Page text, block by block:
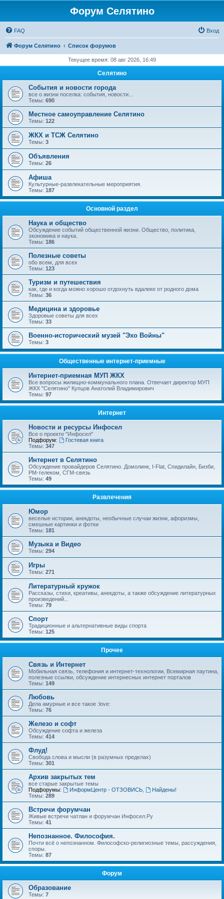
Форум Селятино
FAQ Вход
Форум Селятино Список форумов
Текущее время: 08 авг 2026, 16:49
Селятино
События и новости города
все о жизни поселка: события, новости...
Темы: 690
Местное самоуправление Селятино
Темы: 122
ЖКХ и ТСЖ Селятино
Темы: 3
Объявления
Темы: 26
Афиша
Культурные-развлекательные мероприятия.
Темы: 187
Основной раздел
Наука и общество
Обсуждение событий общественной жизни. Общество, политика,
экономика и наука.
Темы: 186
Полезные советы
обо всем, для всех
Темы: 123
Туризм и путешествия
как, где и когда можно хорошо отдохнуть вдалеке от родного дома
Темы: 36
Медицина и здоровье
Здоровые советы для всех
Темы: 33
Военно-исторический музей "Эхо Войны"
Темы: 3
Общественные интернет-приемные
Интернет-приемная МУП ЖКХ
Все вопросы жилищно-коммунального плана. Отвечает директор МУП
ЖКХ "Селятино" Купцов Анатолий Владимирович
Темы: 97
Интернет
Новости и ресурсы Инфосел
Все о проекте "Инфосел"
Подфорум:
Гостевая книга
Темы: 347
Интернет в Селятино
Обсуждение провайдеров Селятино. Домолинк, I-Flat, Спидилайн, Бизби,
РМ-телеком, СГМ-связь
Темы: 49
Развлечения
Юмор
веселые истории, анекдоты, необычные случаи жизни, афоризмы,
смешные картинки и фотки
Темы: 181
Музыка и Видео
Темы: 294
Игры
Темы: 271
Литературный кружок
Рассказы, стихи, креативы, анекдоты, а также обсуждение литературных
произведений...
Темы: 79
Спорт
Традиционные и альтернативные виды спорта
Темы: 125
Прочее
Связь и Интернет
Мобильная связь, телефония и интернет-технологии, Всемирная паутина,
полезные ссылки, обсуждение интернесных интернет порталов
Темы: 149
Любовь
Дела амурные и все такое :love:
Темы: 76
Железо и софт
Обсуждение софта и железа
Темы: 414
Флуд!
Свобода слова и мысли (в разумных пределах)
Темы: 301
Архив закрытых тем
все старые закрытые темы
Подфорумы:
ИнформЦентр - ОТЗОВИСЬ,
Найдены!
Темы: 289
Встречи форумчан
Живые встречи чатлан и форумчан Инфосел.Ру
Темы: 41
Непознанное. Философия.
Почти всё о непознанном. Философско-религиозные темы, рассуждения,
споры.
Темы: 87
Форум
Образование
Темы: 7